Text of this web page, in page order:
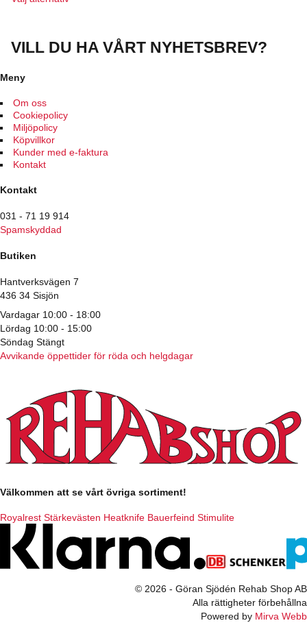
flera
produktsidan
VILL DU HA VÅRT NYHETSBREV?
Meny
Om oss
Cookiepolicy
Miljöpolicy
Köpvillkor
Kunder med e-faktura
Kontakt
Kontakt
031 - 71 19 914
Spamskyddad
Butiken
Hantverksvägen 7
436 34 Sisjön
Vardagar 10:00 - 18:00
Lördag 10:00 - 15:00
Söndag Stängt
Avvikande öppettider för röda och helgdagar
Välkommen att se vårt övriga sortiment!
Royalrest Stärkevästen Heatknife Bauerfeind Stimulite
© 2026 - Göran Sjödén Rehab Shop AB
Alla rättigheter förbehållna
Powered by Mirva Webb